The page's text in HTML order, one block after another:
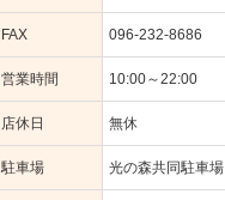
FAX 096-232-8686
営業時間 10:00～22:00
店休日 無休
駐車場 光の森共同駐車場